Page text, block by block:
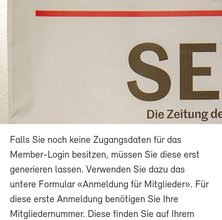
Falls Sie noch keine Zugangsdaten für das
Member-Login besitzen, müssen Sie diese erst
generieren lassen. Verwenden Sie dazu das
untere Formular «Anmeldung für Mitglieder». Für
diese erste Anmeldung benötigen Sie Ihre
Mitgliedernummer. Diese finden Sie auf Ihrem